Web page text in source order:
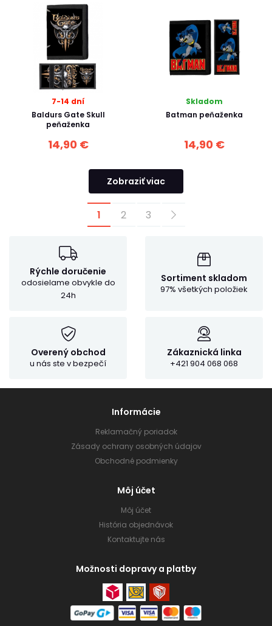
7-14 dní
Baldurs Gate Skull
peňaženka
14,90 €
Skladom
Batman peňaženka
14,90 €
Zobraziť viac
1 2 3
Rýchle doručenie
odosielame obvykle do
24h
Sortiment skladom
97% všetkých položiek
Overený obchod
u nás ste v bezpečí
Zákaznická linka
+421 904 068 068
Informácie
Reklamačný poriadok
Zásady ochrany osobných údajov
Obchodné podmienky
Môj účet
Môj účet
História objednávok
Kontaktujte nás
Možnosti dopravy a platby